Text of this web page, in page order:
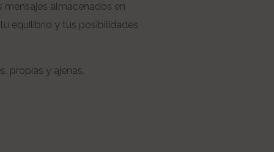
almacenados en
equilibrio y tus posibilidades
propias y ajenas.